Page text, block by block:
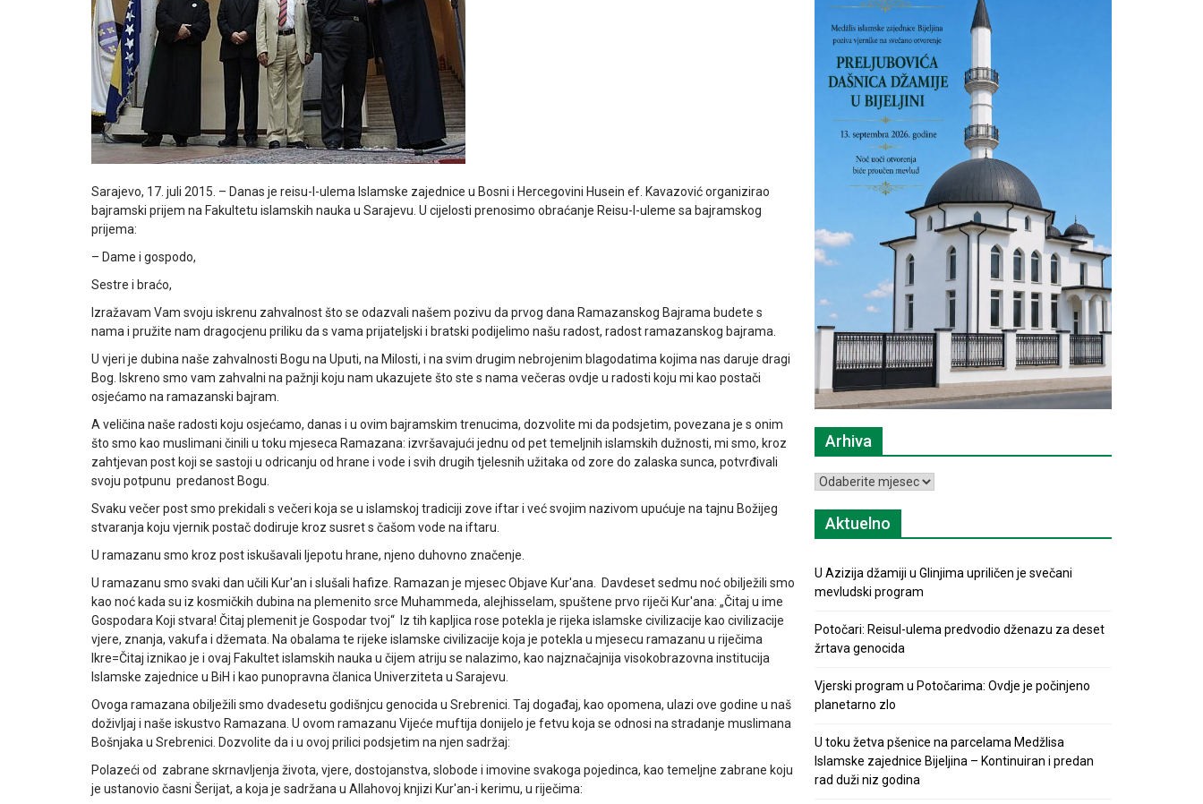
Sarajevo, 17. juli 2015. – Danas je reisu-l-ulema Islamske zajednice u Bosni i Hercegovini Husein ef. Kavazović organizirao
bajramski prijem na Fakultetu islamskih nauka u Sarajevu. U cijelosti prenosimo obraćanje Reisu-l-uleme sa bajramskog
prijema:
– Dame i gospodo,
Sestre i braćo,
Izražavam Vam svoju iskrenu zahvalnost što se odazvali našem pozivu da prvog dana Ramazanskog Bajrama budete s
nama i pružite nam dragocjenu priliku da s vama prijateljski i bratski podijelimo našu radost, radost ramazanskog bajrama.
U vjeri je dubina naše zahvalnosti Bogu na Uputi, na Milosti, i na svim drugim nebrojenim blagodatima kojima nas daruje dragi
Bog. Iskreno smo vam zahvalni na pažnji koju nam ukazujete što ste s nama večeras ovdje u radosti koju mi kao postači
osjećamo na ramazanski bajram.
A veličina naše radosti koju osjećamo, danas i u ovim bajramskim trenucima, dozvolite mi da podsjetim, povezana je s onim
što smo kao muslimani činili u toku mjeseca Ramazana: izvršavajući jednu od pet temeljnih islamskih dužnosti, mi smo, kroz
zahtjevan post koji se sastoji u odricanju od hrane i vode i svih drugih tjelesnih užitaka od zore do zalaska sunca, potvrđivali
svoju potpunu predanost Bogu.
Svaku večer post smo prekidali s večeri koja se u islamskoj tradiciji zove iftar i već svojim nazivom upućuje na tajnu Božijeg
stvaranja koju vjernik postač dodiruje kroz susret s čašom vode na iftaru.
U ramazanu smo kroz post iskušavali ljepotu hrane, njeno duhovno značenje.
U ramazanu smo svaki dan učili Kur'an i slušali hafize. Ramazan je mjesec Objave Kur'ana. Davdeset sedmu noć obilježili smo
kao noć kada su iz kosmičkih dubina na plemenito srce Muhammeda, alejhisselam, spuštene prvo riječi Kur'ana: „Čitaj u ime
Gospodara Koji stvara! Čitaj plemenit je Gospodar tvoj“ Iz tih kapljica rose potekla je rijeka islamske civilizacije kao civilizacije
vjere, znanja, vakufa i džemata. Na obalama te rijeke islamske civilizacije koja je potekla u mjesecu ramazanu u riječima
Ikre=Čitaj iznikao je i ovaj Fakultet islamskih nauka u čijem atriju se nalazimo, kao najznačajnija visokobrazovna institucija
Islamske zajednice u BiH i kao punopravna članica Univerziteta u Sarajevu.
Ovoga ramazana obilježili smo dvadesetu godišnjcu genocida u Srebrenici. Taj događaj, kao opomena, ulazi ove godine u naš
doživljaj i naše iskustvo Ramazana. U ovom ramazanu Vijeće muftija donijelo je fetvu koja se odnosi na stradanje muslimana
Bošnjaka u Srebrenici. Dozvolite da i u ovoj prilici podsjetim na njen sadržaj:
Polazeći od zabrane skrnavljenja života, vjere, dostojanstva, slobode i imovine svakoga pojedinca, kao temeljne zabrane koju
je ustanovio časni Šerijat, a koja je sadržana u Allahovoj knjizi Kur'an-i kerimu, u riječima:
Arhiva
Arhiva
Aktuelno
U Azizija džamiji u Glinjima upriličen je svečani
mevludski program
Potočari: Reisul-ulema predvodio dženazu za deset
žrtava genocida
Vjerski program u Potočarima: Ovdje je počinjeno
planetarno zlo
U toku žetva pšenice na parcelama Medžlisa
Islamske zajednice Bijeljina – Kontinuiran i predan
rad duži niz godina